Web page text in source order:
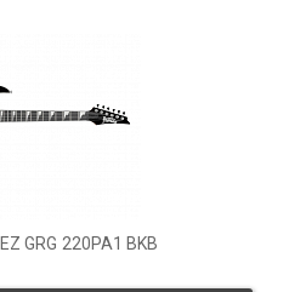
GRG 220PA1 BKB